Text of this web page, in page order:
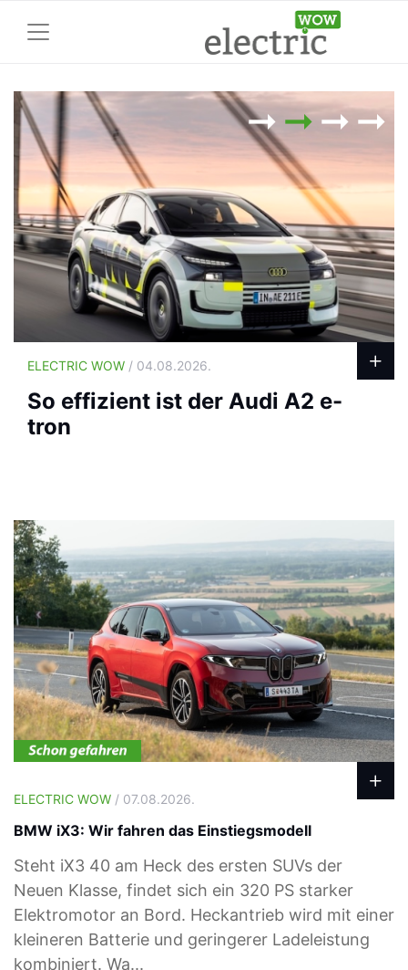
ELECTRIC WOW / 04.08.2026.
So effizient ist der Audi A2 e-
tron
ELECTRIC WOW / 07.08.2026.
BMW iX3: Wir fahren das Einstiegsmodell
Steht iX3 40 am Heck des ersten SUVs der
Neuen Klasse, findet sich ein 320 PS starker
Elektromotor an Bord. Heckantrieb wird mit einer
kleineren Batterie und geringerer Ladeleistung
kombiniert. Wa...